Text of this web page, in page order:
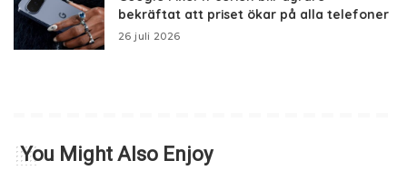
bekräftat att priset ökar på alla telefoner
26 juli 2026
You Might Also Enjoy